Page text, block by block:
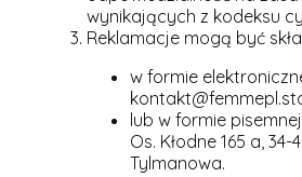
wynikających z kodeksu
Reklamacje mogą być
w formie
lub w formie
Os. Kłodne 165 a, 34-
Tylmanowa.